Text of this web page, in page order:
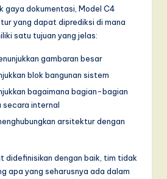
gaya dokumentasi, Model C4
yang dapat diprediksi di mana
satu tujuan yang jelas:
gambaran besar
blok bangunan sistem
bagaimana bagian-bagian
secara internal
arsitektur dengan
didefinisikan dengan baik, tim tidak
apa yang seharusnya ada dalam